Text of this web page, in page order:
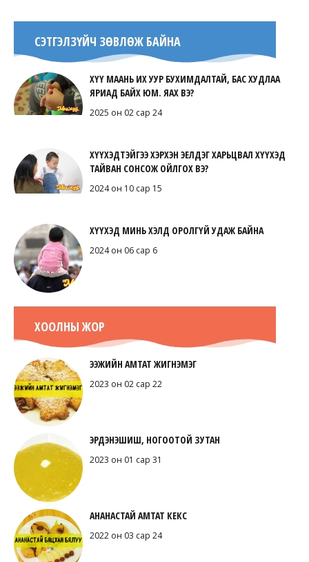
СЭТГЭЛЗҮЙЧ ЗӨВЛӨЖ БАЙНА
ХҮҮ МААНЬ ИХ УУР БУХИМДАЛТАЙ, БАС ХУДЛАА
ЯРИАД БАЙХ ЮМ. ЯАХ ВЭ?
2025 он 02 сар 24
ХҮҮХЭДТЭЙГЭЭ ХЭРХЭН ЭЕЛДЭГ ХАРЬЦВАЛ ХҮҮХЭД
ТАЙВАН СОНСОЖ ОЙЛГОХ ВЭ?
2024 он 10 сар 15
ХҮҮХЭД МИНЬ ХЭЛД ОРОЛГҮЙ УДАЖ БАЙНА
2024 он 06 сар 6
ХООЛНЫ ЖОР
ЭЭЖИЙН АМТАТ ЖИГНЭМЭГ
2023 он 02 сар 22
ЭРДЭНЭШИШ, НОГООТОЙ ЗУТАН
2023 он 01 сар 31
АНАНАСТАЙ АМТАТ КЕКС
2022 он 03 сар 24